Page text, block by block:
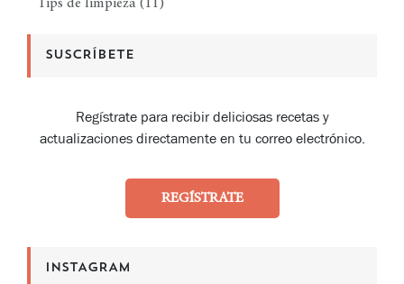
Tips de limpieza (11)
SUSCRÍBETE
Regístrate para recibir deliciosas recetas y
actualizaciones directamente en tu correo electrónico.
REGÍSTRATE
INSTAGRAM